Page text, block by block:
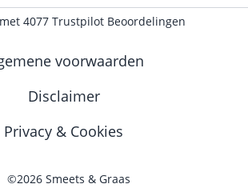
voorwaarden
Disclaimer
Privacy & Cookies
4077Trustpilot Beoordelingen
©2026 Smeets & Graas